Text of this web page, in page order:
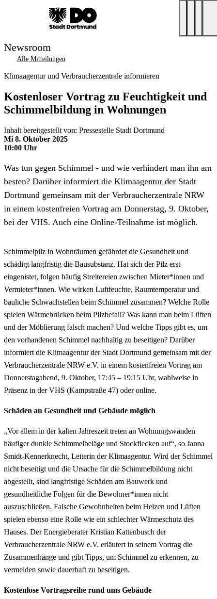
Newsroom
Alle Mitteilungen
Klimaagentur und Verbraucherzentrale informieren
Kostenloser Vortrag zu Feuchtigkeit und
Schimmelbildung in Wohnungen
Inhalt bereitgestellt von: Pressestelle Stadt Dortmund
Mi 8. Oktober 2025
10:00 Uhr
Was tun gegen Schimmel - und wie verhindert man ihn am
besten? Darüber informiert die Klimaagentur der Stadt
Dortmund gemeinsam mit der Verbraucherzentrale NRW
in einem kostenfreien Vortrag am Donnerstag, 9. Oktober,
bei der VHS. Auch eine Online-Teilnahme ist möglich.
Schimmelpilz in Wohnräumen gefährdet die Gesundheit und
schädigt langfristig die Bausubstanz. Hat sich der Pilz erst
eingenistet, folgen häufig Streitereien zwischen Mieter*innen und
Vermieter*innen. Wie wirken Luftfeuchte, Raumtemperatur und
bauliche Schwachstellen beim Schimmel zusammen? Welche Rolle
spielen Wärmebrücken beim Pilzbefall? Was kann man beim Lüften
und der Möblierung falsch machen? Und welche Tipps gibt es, um
den vorhandenen Schimmel nachhaltig zu beseitigen? Darüber
informiert die Klimaagentur der Stadt Dortmund gemeinsam mit der
Verbraucherzentrale NRW e.V. in einem kostenfreien Vortrag am
Donnerstagabend, 9. Oktober, 17:45 – 19:15 Uhr, wahlweise in
Präsenz in der VHS (Kampstraße 47) oder online.
Schäden an Gesundheit und Gebäude möglich
„Vor allem in der kalten Jahreszeit treten an Wohnungswänden
häufiger dunkle Schimmelbeläge und Stockflecken auf“, so Janna
Smidt-Kennerknecht, Leiterin der Klimaagentur. Wird der Schimmel
nicht beseitigt und die Ursache für die Schimmelbildung nicht
abgestellt, sind langfristige Schäden am Bauwerk und
gesundheitliche Folgen für die Bewohner*innen nicht
auszuschließen. Falsche Gewohnheiten beim Heizen und Lüften
spielen ebenso eine Rolle wie ein schlechter Wärmeschutz des
Hauses. Der Energieberater Kristian Kattenbusch der
Verbraucherzentrale NRW e.V. erläutert in seinem Vortrag die
Zusammenhänge und gibt Tipps, um Schimmel zu erkennen, zu
vermeiden sowie dauerhaft zu beseitigen.
Kostenlose Vortragsreihe rund ums Gebäude